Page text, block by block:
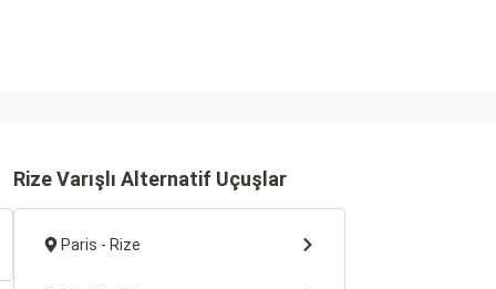
Rize Varışlı Alternatif Uçuşlar
Paris - Rize